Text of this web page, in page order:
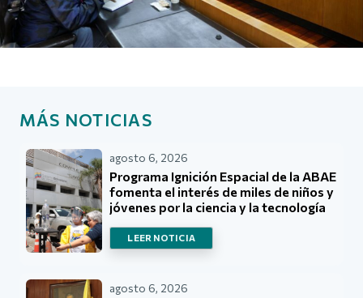
MÁS NOTICIAS
agosto 6, 2026
Programa Ignición Espacial de la ABAE
fomenta el interés de miles de niños y
jóvenes por la ciencia y la tecnología
LEER NOTICIA
agosto 6, 2026